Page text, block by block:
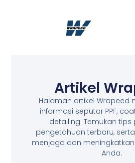
Artikel
Halaman artikel Wrapeed
informasi seputar PPF,
detailing. Temukan tips
pengetahuan terbaru,
menjaga dan
Anda.